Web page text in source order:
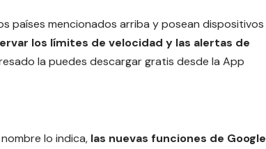
países mencionados arriba y posean dispositivos
los límites de velocidad y las alertas de
la puedes descargar gratis desde la App
lo indica, las nuevas funciones de Google